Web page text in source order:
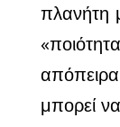
πλανήτη
μπορεί